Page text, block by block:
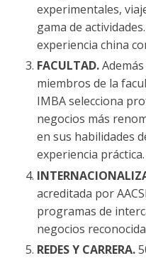
experimentales,
gama de
experiencia china
FACULTAD.
miembros de la
IMBA selecciona
negocios más
en sus habilidades
experiencia práctica.
acreditada por
programas de
negocios
REDES Y CARRERA.